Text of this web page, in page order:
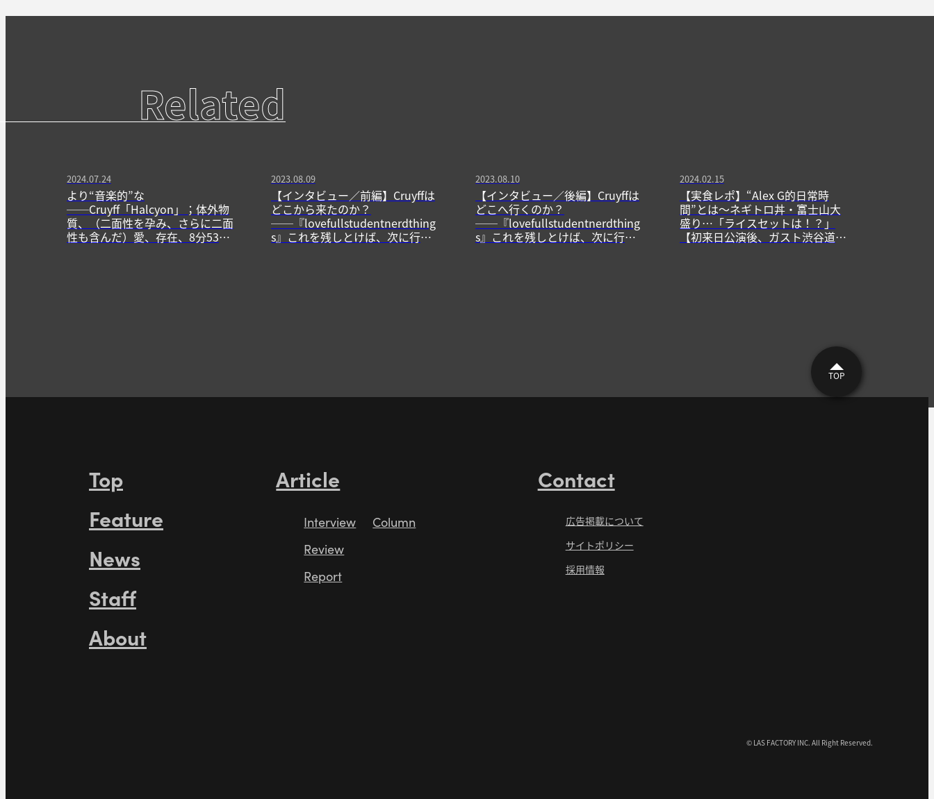
Related
2024.07.24
より“音楽的”な
──Cruyff「Halcyon」；体外物
質、（二面性を孕み、さらに二面
性も含んだ）愛、存在、8分53秒
2023.08.09
【インタビュー／前編】Cruyffは
どこから来たのか？
──『lovefullstudentnerdthing
s』これを残しとけば、次に行け
2023.08.10
【インタビュー／後編】Cruyffは
どこへ行くのか？
──『lovefullstudentnerdthing
s』これを残しとけば、次に行け
2024.02.15
【実食レポ】“Alex G的日常時
間”とは〜ネギトロ丼・富士山大
盛り…「ライスセットは！？」
【初来日公演後、ガスト渋谷道玄
TOP
Top
Feature
News
Staff
About
Article
Interview
Review
Report
Column
Contact
広告掲載について
サイトポリシー
採用情報
© LAS FACTORY INC. All Right Reserved.